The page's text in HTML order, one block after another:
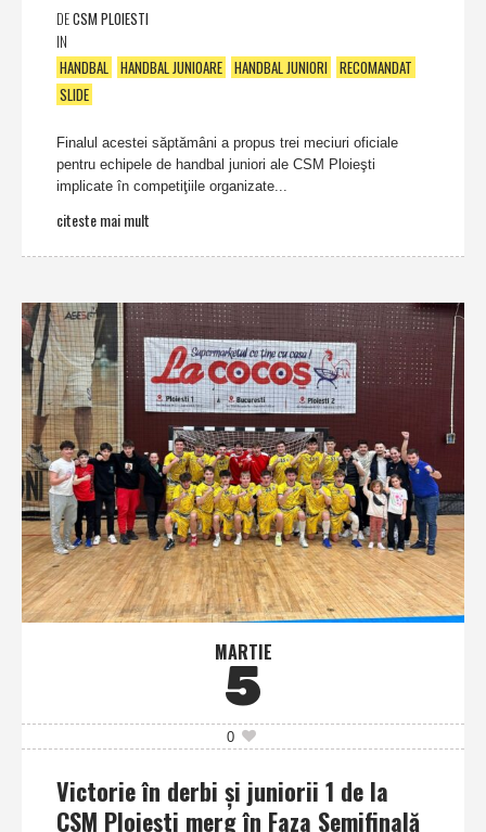
DECSM PLOIESTI
IN
HANDBAL HANDBAL JUNIOARE HANDBAL JUNIORI RECOMANDAT
SLIDE
Finalul acestei săptămâni a propus trei meciuri oficiale
pentru echipele de handbal juniori ale CSM Ploieşti
implicate în competiţiile organizate...
citeste mai mult
MARTIE
5
0
Victorie în derbi şi juniorii 1 de la
CSM Ploieşti merg în Faza Semifinală